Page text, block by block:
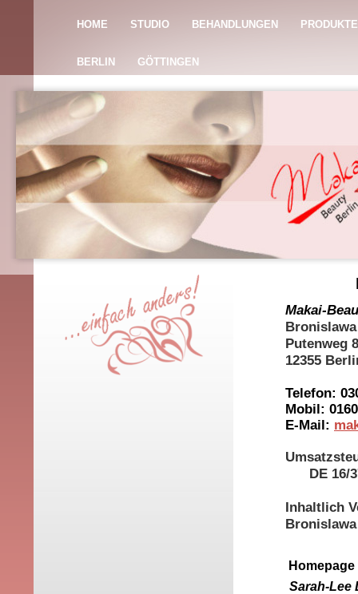
HOME STUDIO BEHANDLUNGEN PRODUKTE
BERLIN GÖTTINGEN
Makai-
Putenweg
12355
Telefon:
Mobil:
E-Mail:
DE 16/
Inhaltlich
Sarah-Lee